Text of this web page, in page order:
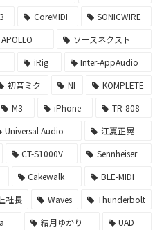
CoreMIDI
SONICWIRE
APOLLO
ソースネクスト
iRig
Inter-AppAudio
初音ミク NI
KOMPLETE
M3 iPhone
TR-808
Universal Audio
江夏正晃
CT-S1000V
Sennheiser
Cakewalk
BLE-MIDI
社長 Waves
Thunderbolt
結月ゆかり
UAD